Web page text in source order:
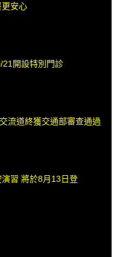
安心
21開設特別門診
流道終獲交通部審查通過
習 將於8月13日登